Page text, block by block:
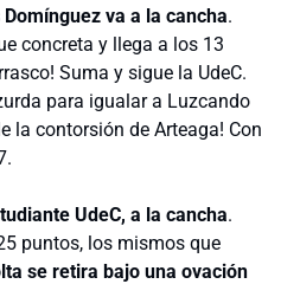
va a la cancha.
concreta y llega a los 13
Suma y sigue la UdeC.
para igualar a Luzcando
la contorsión de Arteaga! Con
UdeC, a la cancha.
puntos, los mismos que
se retira bajo una ovación